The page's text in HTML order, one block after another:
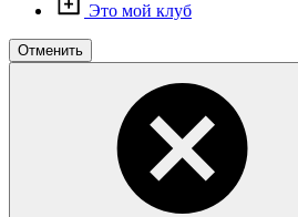
Это мой клуб
Отменить